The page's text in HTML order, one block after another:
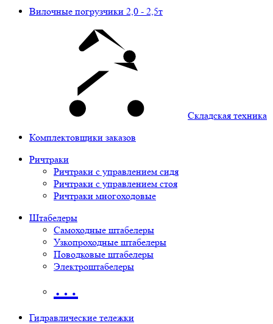
Вилочные погрузчики 2,0 - 2,5т
Складская техника
Комплектовщики заказов
Ричтраки
Ричтраки с управлением сидя
Ричтраки с управлением стоя
Ричтраки многоходовые
Штабелеры
Самоходные штабелеры
Узкопроходные штабелеры
Поводковые штабелеры
Электроштабелеры
…
Гидравлические тележки